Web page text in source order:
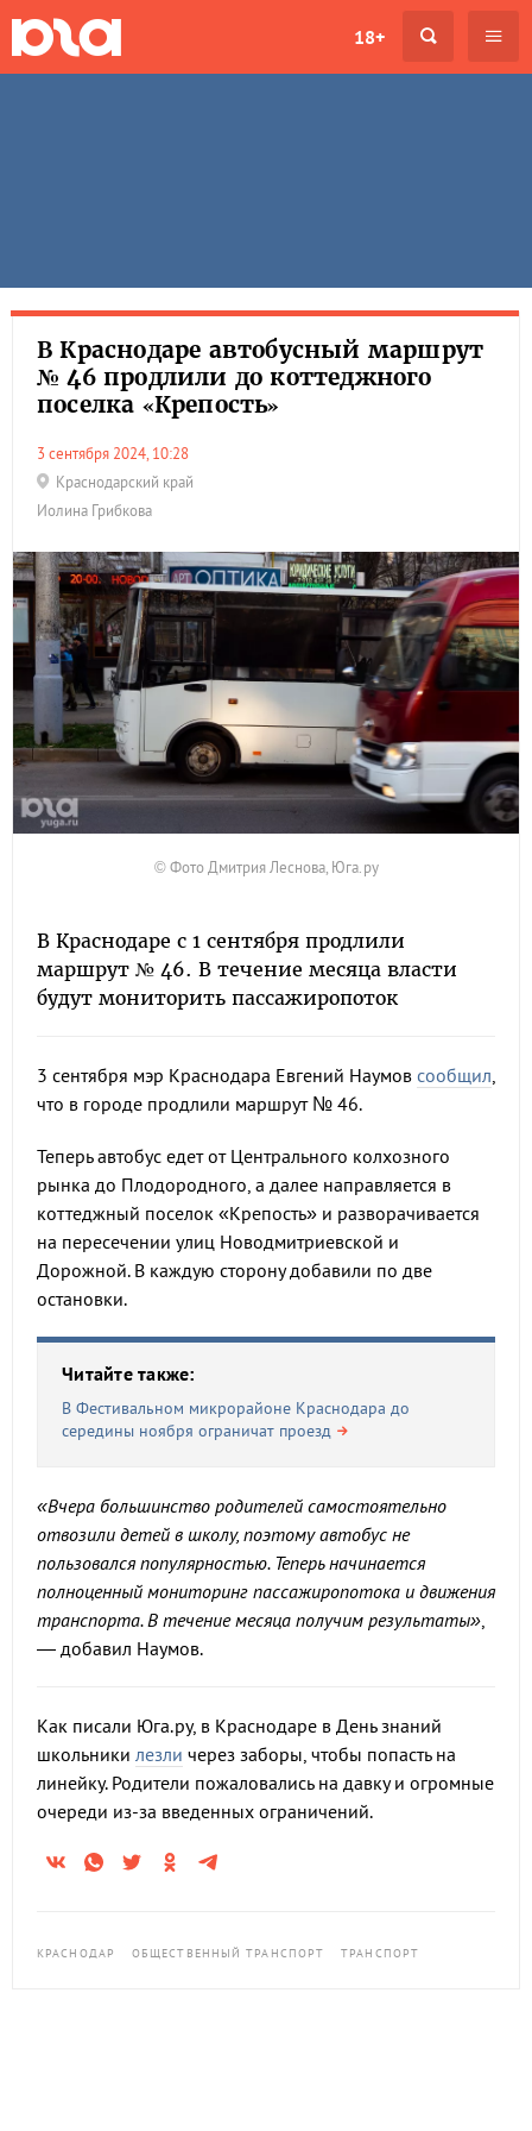
18+
В Краснодаре автобусный маршрут
№ 46 продлили до коттеджного
поселка «Крепость»
3 сентября 2024, 10:28
Краснодарский край
Иолина Грибкова
© Фото Дмитрия Леснова, Юга.ру
В Краснодаре с 1 сентября продлили
маршрут № 46. В течение месяца власти
будут мониторить пассажиропоток
3 сентября мэр Краснодара Евгений Наумов сообщил,
что в городе продлили маршрут № 46.
Теперь автобус едет от Центрального колхозного
рынка до Плодородного, а далее направляется в
коттеджный поселок «Крепость» и разворачивается
на пересечении улиц Новодмитриевской и
Дорожной. В каждую сторону добавили по две
остановки.
Читайте также:
В Фестивальном микрорайоне Краснодара до
середины ноября ограничат проезд
«Вчера большинство родителей самостоятельно
отвозили детей в школу, поэтому автобус не
пользовался популярностью. Теперь начинается
полноценный мониторинг пассажиропотока и движения
транспорта. В течение месяца получим результаты»,
— добавил Наумов.
Как писали Юга.ру, в Краснодаре в День знаний
школьники лезли через заборы, чтобы попасть на
линейку. Родители пожаловались на давку и огромные
очереди из-за введенных ограничений.
КРАСНОДАР ОБЩЕСТВЕННЫЙ ТРАНСПОРТ ТРАНСПОРТ